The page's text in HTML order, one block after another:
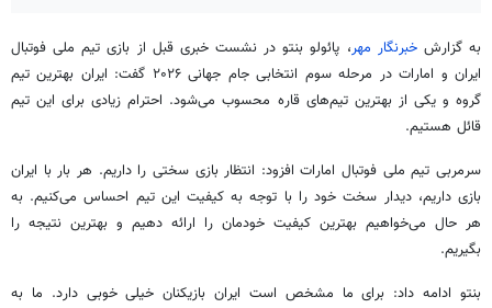
به گزارش خبرنگار مهر، پائولوبنتودر نشست خبری قبل از بازی تیم ملی فوتبال
ایران و امارات در مرحله سوم انتخابی جام جهانی ۲۰۲۶ گفت: ایران بهترین تیم
گروه و یکی از بهترین تیم‌های قاره محسوب می‌شود. احترام زیادی برای این تیم
قائل هستیم.
سرمربی تیم ملی فوتبال امارات افزود: انتظار بازی سختی را داریم. هر بار با ایران
بازی داریم، دیدار سخت خود را با توجه به کیفیت این تیم احساس می‌کنیم. به
هر حال می‌خواهیم بهترین کیفیت خودمان را ارائه دهیم و بهترین نتیجه را
بگیریم.
بنتو ادامه داد: برای ما مشخص است ایران بازیکنان خیلی خوبی دارد. ما به